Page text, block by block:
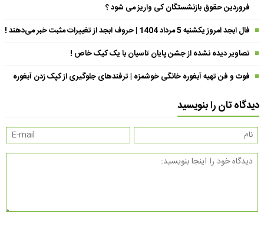
فروردین حقوق بازنشستگان کی واریز می شود ؟
فال ابجد امروز یکشنبه 5 مرداد 1404 | حروف ابجد از تغییرات مثبت خبر می‌دهند !
تصاویر دیده نشده از جشن پایان تاسیان با یک کیک خاص !
فوت و فن تهیه آبغوره خانگی خوشمزه | ترفندهای جلوگیری از کپک زدن آبغوره
دیدگاه تان را بنویسید